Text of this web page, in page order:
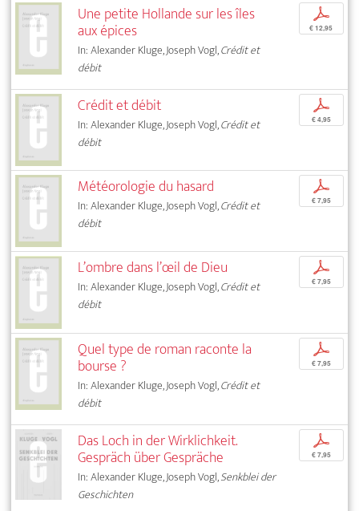
Une petite Hollande sur les îles
aux épices
In: Alexander Kluge, Joseph Vogl,Crédit et
débit
p
€ 12,95
Crédit et débit
In: Alexander Kluge, Joseph Vogl,Crédit et
débit
p
€ 4,95
Météorologie du hasard
In: Alexander Kluge, Joseph Vogl,Crédit et
débit
p
€ 7,95
L’ombre dans l’œil de Dieu
In: Alexander Kluge, Joseph Vogl,Crédit et
débit
p
€ 7,95
Quel type de roman raconte la
bourse ?
In: Alexander Kluge, Joseph Vogl,Crédit et
débit
p
€ 7,95
Das Loch in der Wirklichkeit.
Gespräch über Gespräche
In: Alexander Kluge, Joseph Vogl,Senkblei der
Geschichten
p
€ 7,95